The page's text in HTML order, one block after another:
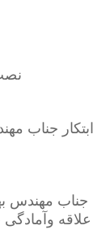
ابتکار جناب
جناب مهندس
علاقه